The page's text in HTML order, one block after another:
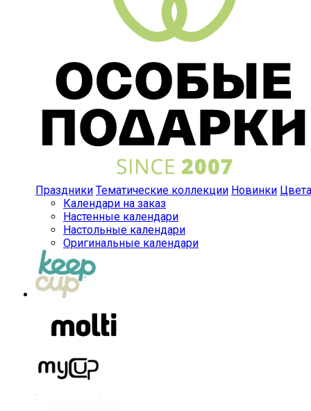
Праздники Тематические коллекции Новинки Цвета
Календари на заказ
Настенные календари
Настольные календари
Оригинальные календари